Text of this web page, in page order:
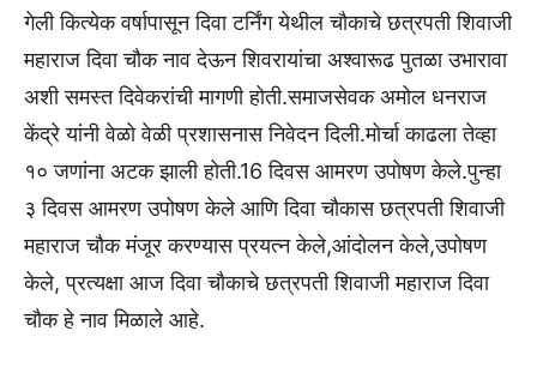
गेली कित्येक वर्षापासून दिवा टर्निंग येथील चौकाचे छत्रपती शिवाजी
महाराज दिवा चौक नाव देऊन शिवरायांचा अश्वारूढ पुतळा उभारावा
अशी समस्त दिवेकरांची मागणी होती.समाजसेवक अमोल धनराज
केंद्रे यांनी वेळो वेळी प्रशासनास निवेदन दिली.मोर्चा काढला तेव्हा
१० जणांना अटक झाली होती.16 दिवस आमरण उपोषण केले.पुन्हा
३ दिवस आमरण उपोषण केले आणि दिवा चौकास छत्रपती शिवाजी
महाराज चौक मंजूर करण्यास प्रयत्न केले,आंदोलन केले,उपोषण
केले, प्रत्यक्षा आज दिवा चौकाचे छत्रपती शिवाजी महाराज दिवा
चौक हे नाव मिळाले आहे.